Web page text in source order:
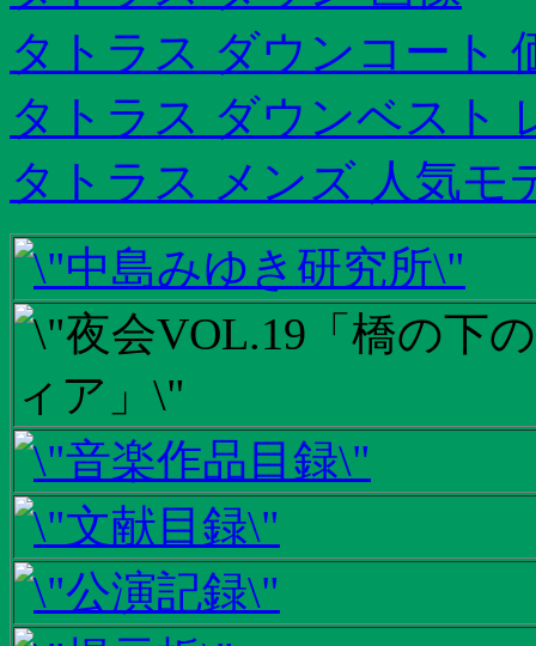
タトラス ダウンコート
タトラス ダウンベスト
タトラス メンズ 人気モ